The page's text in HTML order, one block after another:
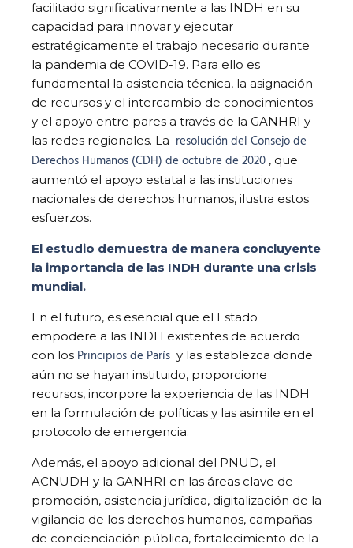
facilitado significativamente a las INDH en su
capacidad para innovar y ejecutar
estratégicamente el trabajo necesario durante
la pandemia de COVID-19. Para ello es
fundamental la asistencia técnica, la asignación
de recursos y el intercambio de conocimientos
y el apoyo entre pares a través de la GANHRI y
las redes regionales. La resolución del Consejo de
Derechos Humanos (CDH) de octubre de 2020 , que
aumentó el apoyo estatal a las instituciones
nacionales de derechos humanos, ilustra estos
esfuerzos.
El estudio demuestra de manera concluyente
la importancia de las INDH durante una crisis
mundial.
En el futuro, es esencial que el Estado
empodere a las INDH existentes de acuerdo
con los Principios de París y las establezca donde
aún no se hayan instituido, proporcione
recursos, incorpore la experiencia de las INDH
en la formulación de políticas y las asimile en el
protocolo de emergencia.
Además, el apoyo adicional del PNUD, el
ACNUDH y la GANHRI en las áreas clave de
promoción, asistencia jurídica, digitalización de la
vigilancia de los derechos humanos, campañas
de concienciación pública, fortalecimiento de la